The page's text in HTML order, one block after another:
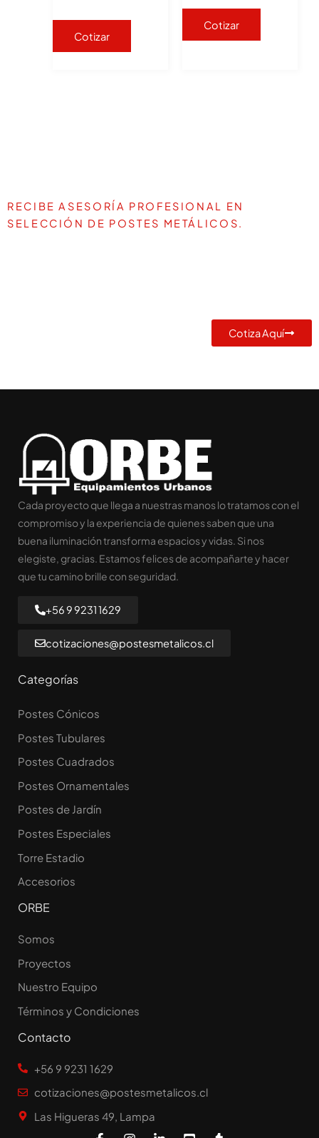
Cotizar
Cotizar
RECIBE ASESORÍA PROFESIONAL EN
SELECCIÓN DE POSTES METÁLICOS.
Cotiza Aquí
Cada proyecto que llega a nuestras manos lo tratamos con el
compromiso y la experiencia de quienes saben que una
buena iluminación transforma espacios y vidas. Si nos
elegiste, gracias. Estamos felices de acompañarte y hacer
que tu camino brille con seguridad.
+56 9 9231 1629
cotizaciones@postesmetalicos.cl
Categorías
Postes Cónicos
Postes Tubulares
Postes Cuadrados
Postes Ornamentales
Postes de Jardín
Postes Especiales
Torre Estadio
Accesorios
ORBE
Somos
Proyectos
Nuestro Equipo
Términos y Condiciones
Contacto
+56 9 9231 1629
cotizaciones@postesmetalicos.cl
Las Higueras 49, Lampa